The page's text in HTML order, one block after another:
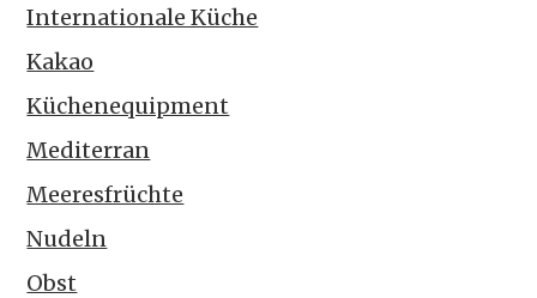
Internationale Küche
Kakao
Küchenequipment
Mediterran
Meeresfrüchte
Nudeln
Obst